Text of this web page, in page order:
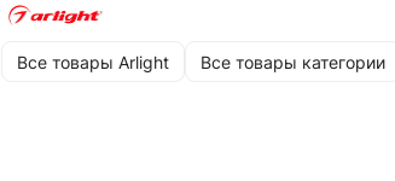
Все товары Arlight Все товары категории